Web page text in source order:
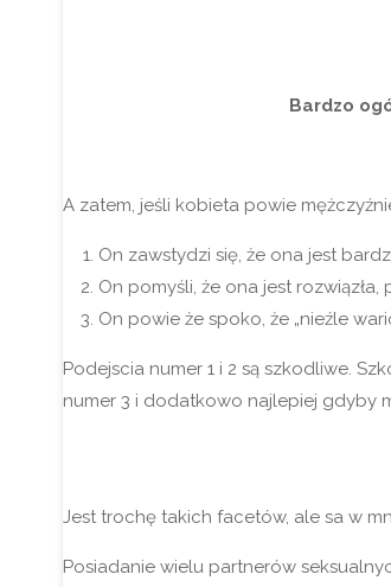
Bardzo
A zatem, jeśli kobieta powie
On zawstydzi się, że ona jest
On pomyśli, że ona jest
On powie że spoko, że „nieźle
Podejscia numer 1 i 2 są szkodliwe.
numer 3 i dodatkowo najlepiej gdyby
Jest trochę takich facetów, ale sa w
Posiadanie wielu partnerów